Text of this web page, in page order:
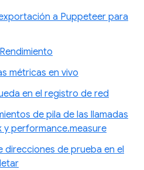
a Puppeteer para
métricas en vivo
en el registro de red
de pila de las llamadas
y performance.measure
direcciones de prueba en el